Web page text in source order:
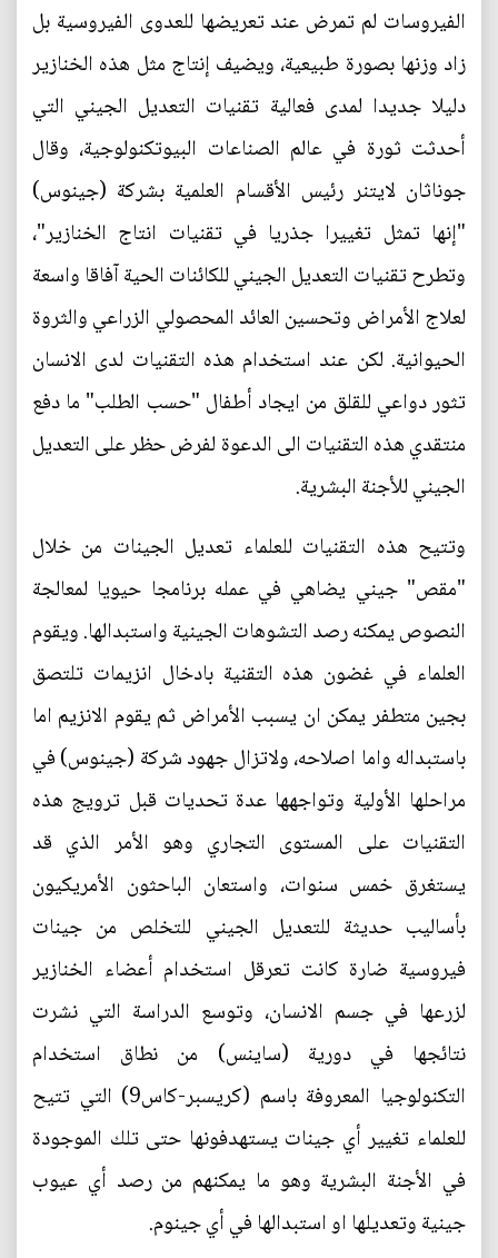
الفيروسات لم تمرض عند تعريضها للعدوى الفيروسية بل
زاد وزنها بصورة طبيعية، ويضيف إنتاج مثل هذه الخنازير
دليلا جديدا لمدى فعالية تقنيات التعديل الجيني التي
أحدثت ثورة في عالم الصناعات البيوتكنولوجية، وقال
جوناثان لايتنر رئيس الأقسام العلمية بشركة (جينوس)
"إنها تمثل تغييرا جذريا في تقنيات انتاج الخنازير"،
وتطرح تقنيات التعديل الجيني للكائنات الحية آفاقا واسعة
لعلاج الأمراض وتحسين العائد المحصولي الزراعي والثروة
الحيوانية. لكن عند استخدام هذه التقنيات لدى الانسان
تثور دواعي للقلق من ايجاد أطفال "حسب الطلب" ما دفع
منتقدي هذه التقنيات الى الدعوة لفرض حظر على التعديل
الجيني للأجنة البشرية.
وتتيح هذه التقنيات للعلماء تعديل الجينات من خلال
"مقص" جيني يضاهي في عمله برنامجا حيويا لمعالجة
النصوص يمكنه رصد التشوهات الجينية واستبدالها. ويقوم
العلماء في غضون هذه التقنية بادخال انزيمات تلتصق
بجين متطفر يمكن ان يسبب الأمراض ثم يقوم الانزيم اما
باستبداله واما اصلاحه، ولاتزال جهود شركة (جينوس) في
مراحلها الأولية وتواجهها عدة تحديات قبل ترويج هذه
التقنيات على المستوى التجاري وهو الأمر الذي قد
يستغرق خمس سنوات، واستعان الباحثون الأمريكيون
بأساليب حديثة للتعديل الجيني للتخلص من جينات
فيروسية ضارة كانت تعرقل استخدام أعضاء الخنازير
لزرعها في جسم الانسان، وتوسع الدراسة التي نشرت
نتائجها في دورية (ساينس) من نطاق استخدام
التكنولوجيا المعروفة باسم (كريسبر-كاس9) التي تتيح
للعلماء تغيير أي جينات يستهدفونها حتى تلك الموجودة
في الأجنة البشرية وهو ما يمكنهم من رصد أي عيوب
جينية وتعديلها او استبدالها في أي جينوم.